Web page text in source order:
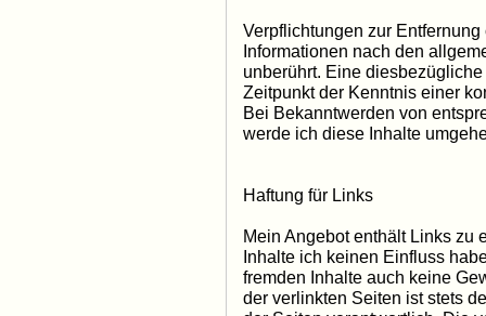
Verpflichtungen zur
Informationen nach den
unberührt. Eine
Zeitpunkt der Kenntnis einer
Bei Bekanntwerden von
werde ich diese Inhalte
Haftung für Links
Mein Angebot enthält Links zu
Inhalte ich keinen Einfluss
fremden Inhalte auch keine
der verlinkten Seiten ist stets